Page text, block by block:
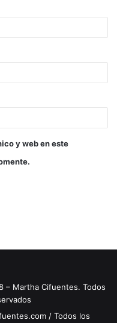
y web en este
– Martha Cifuentes. Todos
/ Todos los